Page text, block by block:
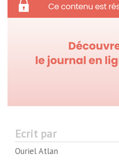
Ecrit par
Ouriel Atlan